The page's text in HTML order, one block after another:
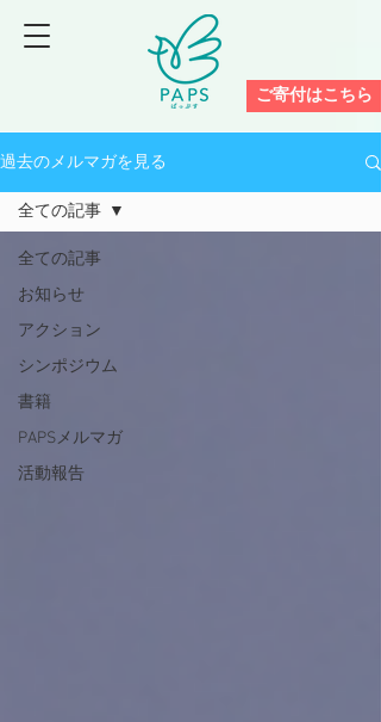
ご寄付はこちら
過去のメルマガを見る
全ての記事
お知らせ
アクション
シンポジウム
書籍
PAPSメルマガ
活動報告
全ての記事